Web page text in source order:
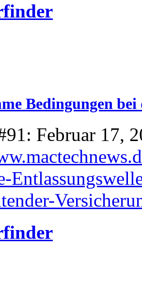
Bedingungen
Februar 17,